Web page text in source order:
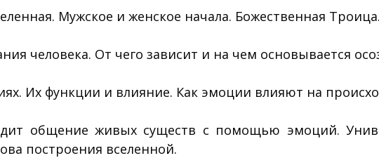
Мужское и женское начала. Божественная
человека. От чего зависит и на чем основывается
Их функции и влияние. Как эмоции влияют на
общение живых существ с помощью эмоций.
построения вселенной.